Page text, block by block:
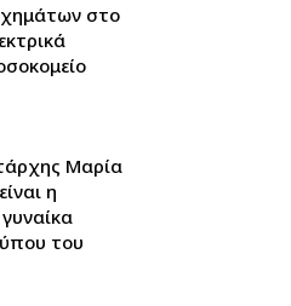
στο
Μαρία
η
του